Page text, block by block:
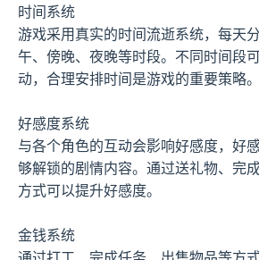
时间系统
游戏采用真实的时间流逝系统，每天
午、傍晚、夜晚等时段。不同时间段
动，合理安排时间是游戏的重要策略。
好感度系统
与各个角色的互动会影响好感度，好
够解锁的剧情内容。通过送礼物、完
方式可以提升好感度。
金钱系统